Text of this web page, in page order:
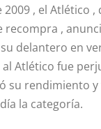
, el Atlético ,
recompra ,
delantero en
al Atlético fue
su rendimiento
la categoría.